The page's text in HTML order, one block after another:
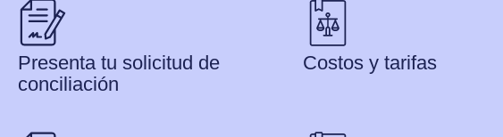
Presenta tu solicitud de
conciliación
Costos y tarifas